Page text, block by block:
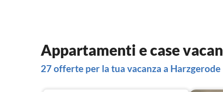
Appartamenti e case
27 offerte per la tua vacanza a Harzgerode